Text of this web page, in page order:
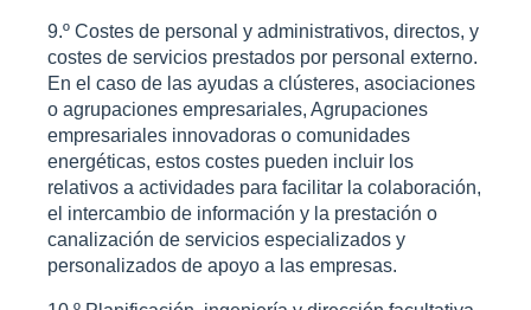
9.º Costes de personal y administrativos, directos, y
costes de servicios prestados por personal externo.
En el caso de las ayudas a clústeres, asociaciones
o agrupaciones empresariales, Agrupaciones
empresariales innovadoras o comunidades
energéticas, estos costes pueden incluir los
relativos a actividades para facilitar la colaboración,
el intercambio de información y la prestación o
canalización de servicios especializados y
personalizados de apoyo a las empresas.